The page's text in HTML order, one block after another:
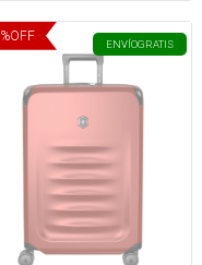
%OFF
ENVÍOGRATIS